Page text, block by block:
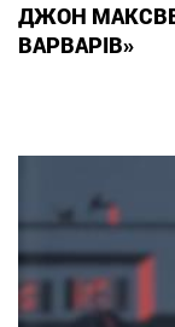
ДЖОН
ВАРВАРІВ»